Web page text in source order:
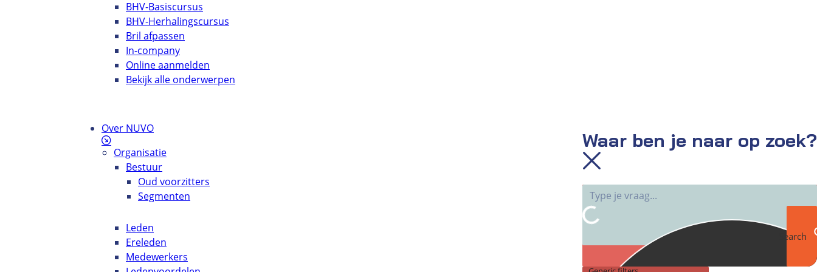
BHV-Basiscursus
BHV-Herhalingscursus
Bril afpassen
In-company
Online aanmelden
Bekijk alle onderwerpen
Over NUVO
Organisatie
Bestuur
Oud voorzitters
Segmenten
Leden
Ereleden
Medewerkers
Waar ben je naar op zoek?
Search